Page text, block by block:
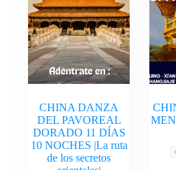
CHINA DANZA
DEL PAVOREAL
DORADO 11 DÍAS
10 NOCHES |La ruta
de los secretos